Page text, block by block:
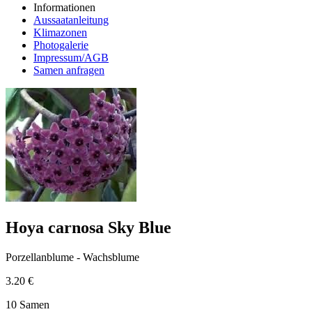
Informationen
Aussaatanleitung
Klimazonen
Photogalerie
Impressum/AGB
Samen anfragen
Hoya carnosa Sky Blue
Porzellanblume - Wachsblume
3.20 €
10 Samen